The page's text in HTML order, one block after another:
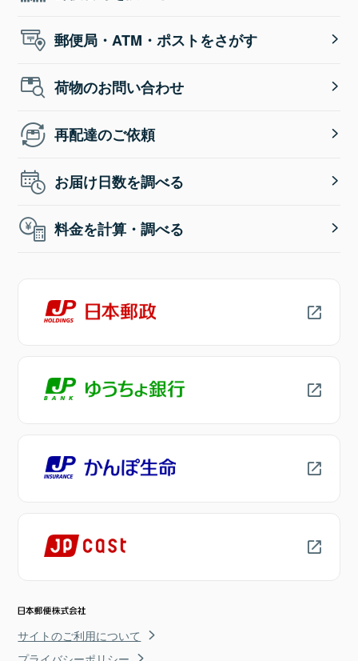
郵便局・ATM・ポストをさがす
荷物のお問い合わせ
再配達のご依頼
お届け日数を調べる
料金を計算・調べる
サイトのご利用について